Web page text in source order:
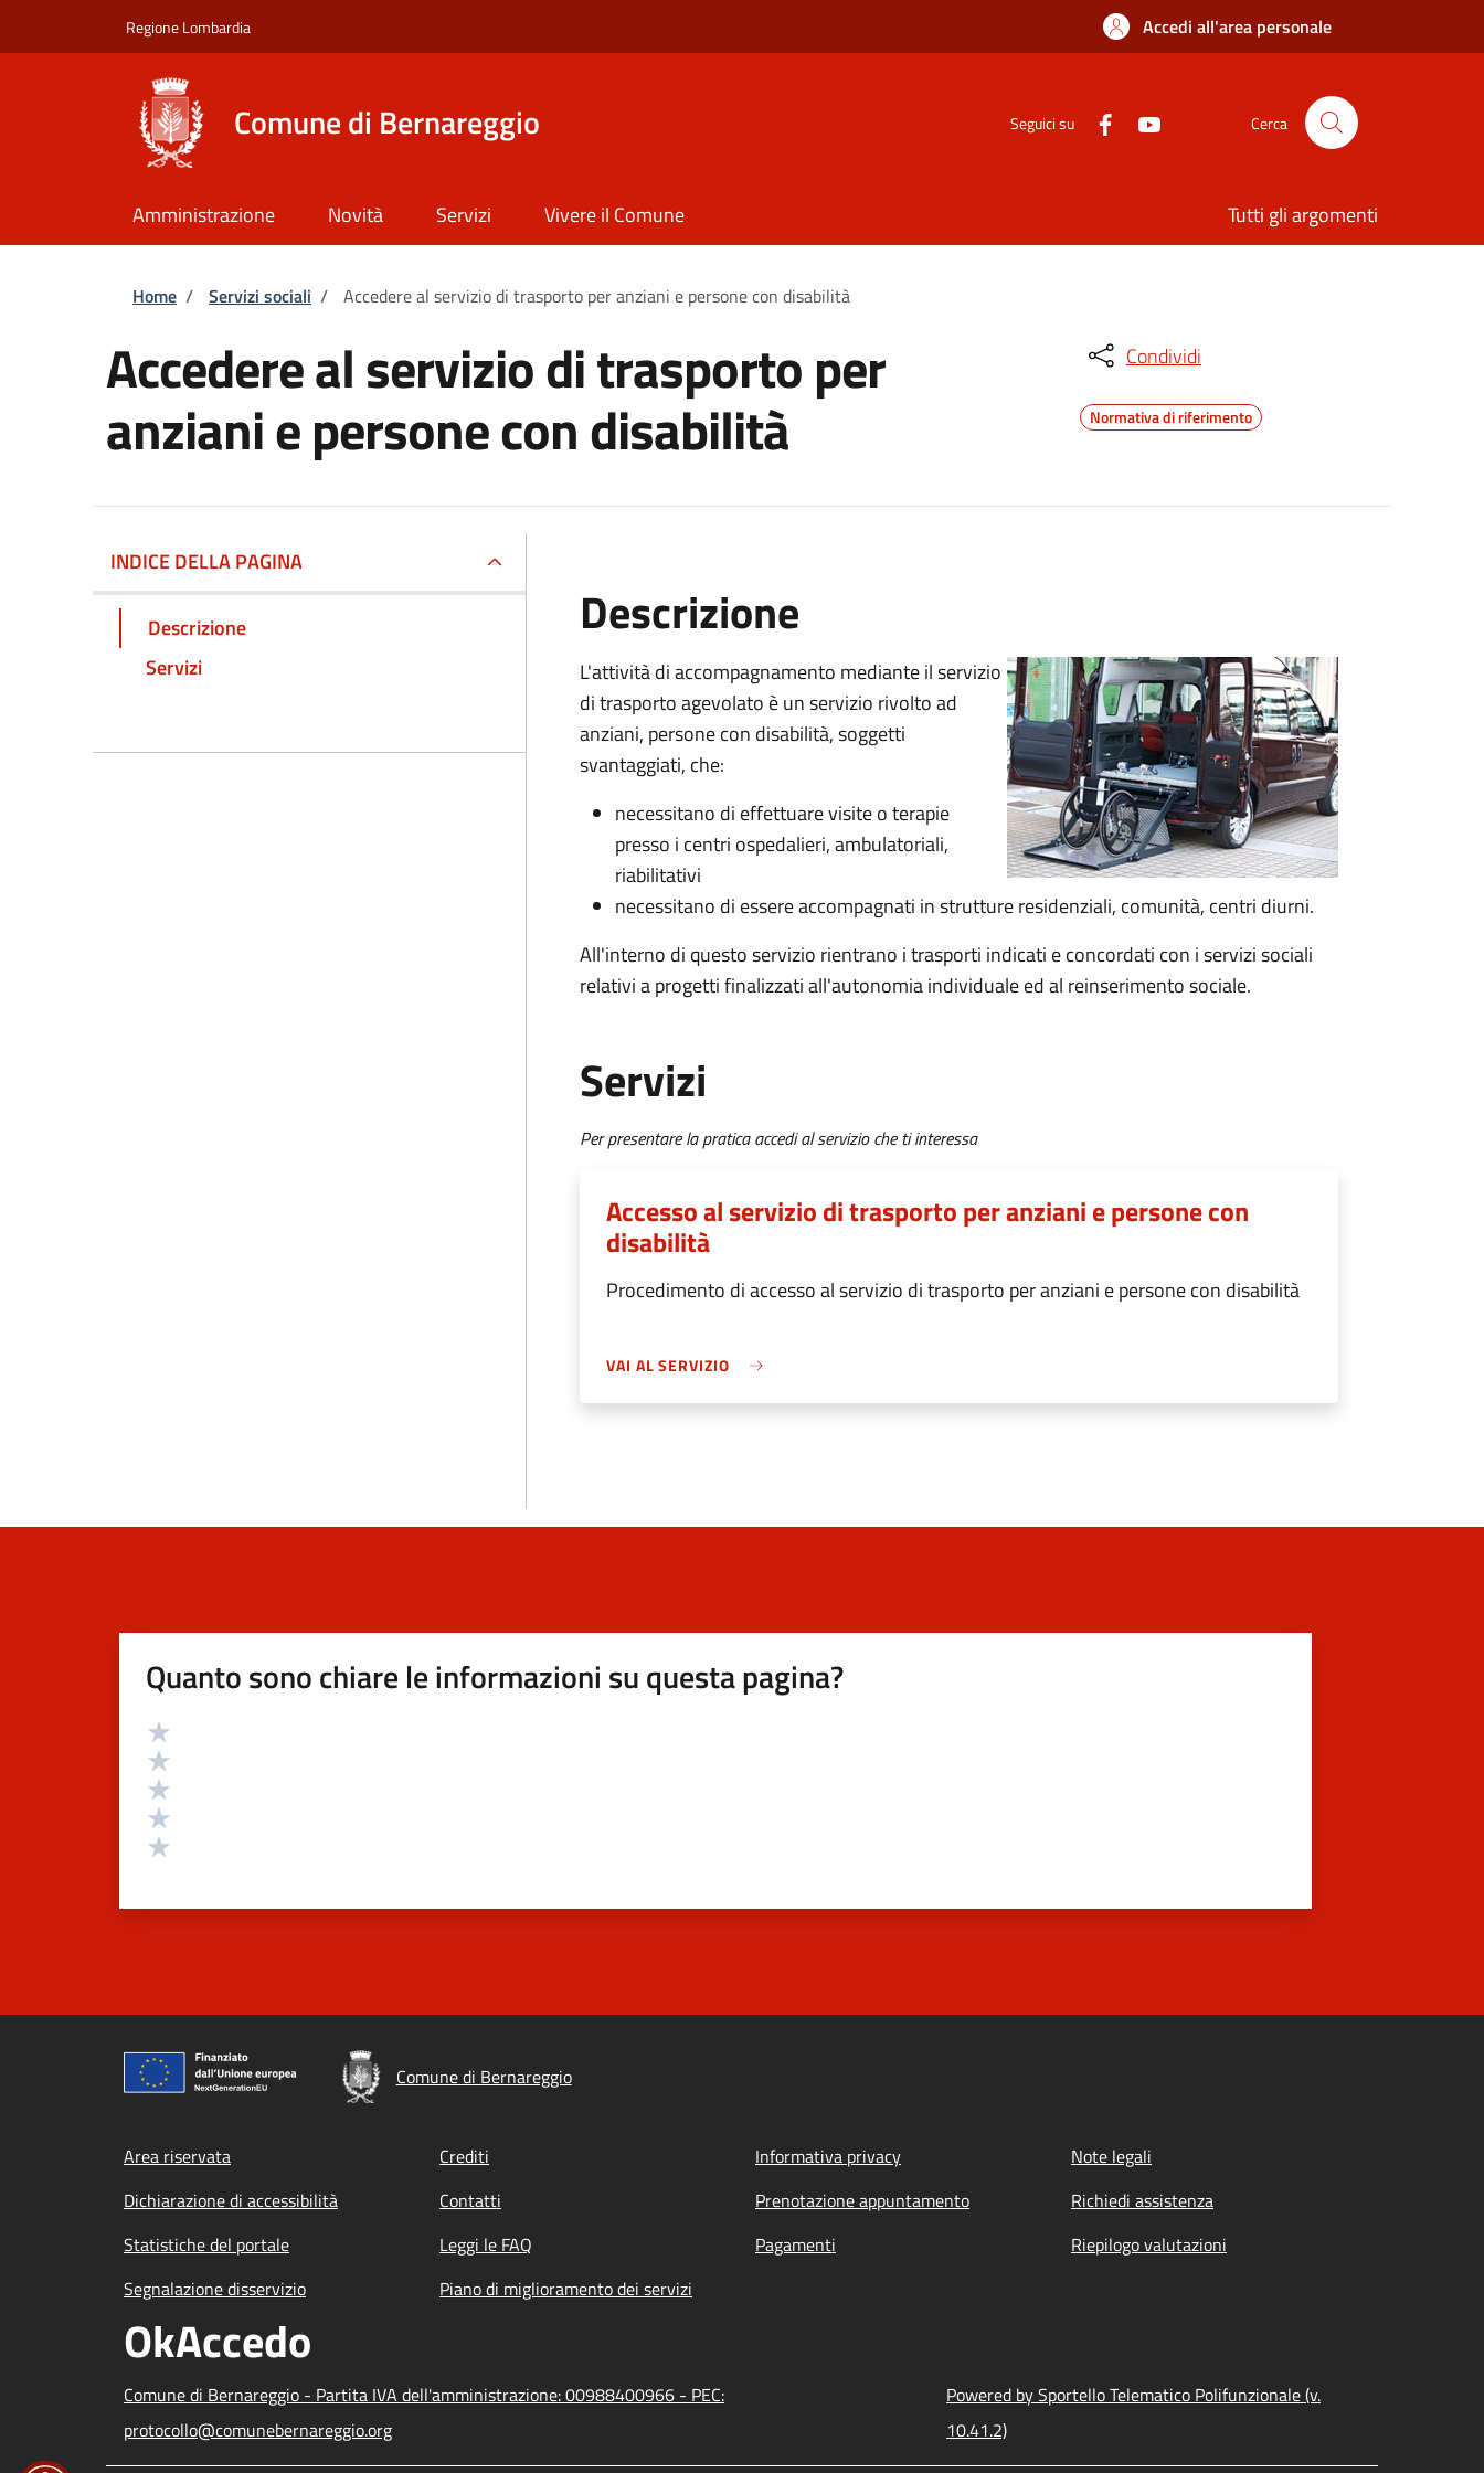
Regione Lombardia Accedi all'area personale
Comune di Bernareggio Seguici su Cerca
Amministrazione Novità Servizi Vivere il Comune Tutti gli argomenti
Briciole di pane
Home / Servizi sociali / Accedere al servizio di trasporto per anziani e persone con disabilità
Accedere al servizio di trasporto per
anziani e persone con disabilità
Condividi
Normativa di riferimento
INDICE DELLA PAGINA
Descrizione
Servizi
Descrizione
L'attività di accompagnamento mediante il servizio
di trasporto agevolato è un servizio rivolto ad
anziani, persone con disabilità, soggetti
svantaggiati, che:
necessitano di effettuare visite o terapie
presso i centri ospedalieri, ambulatoriali,
riabilitativi
necessitano di essere accompagnati in strutture residenziali, comunità, centri diurni.
All'interno di questo servizio rientrano i trasporti indicati e concordati con i servizi sociali
relativi a progetti finalizzati all'autonomia individuale ed al reinserimento sociale.
Servizi
Per presentare la pratica accedi al servizio che ti interessa
Accesso al servizio di trasporto per anziani e persone con
disabilità
Procedimento di accesso al servizio di trasporto per anziani e persone con disabilità
VAI AL SERVIZIO
Quanto sono chiare le informazioni su questa pagina?
Valutazione
Comune di Bernareggio
Footer menu
Area riservata Crediti Informativa privacy
Note legali
Dichiarazione di accessibilità
Contatti Prenotazione appuntamento
Richiedi assistenza
Statistiche del portale
Leggi le FAQ Pagamenti
Riepilogo valutazioni
Segnalazione disservizio
Piano di miglioramento dei servizi
OkAccedo
Comune di Bernareggio - Partita IVA dell'amministrazione: 00988400966 - PEC:
protocollo@comunebernareggio.org
Powered by Sportello Telematico Polifunzionale (v.
10.41.2)